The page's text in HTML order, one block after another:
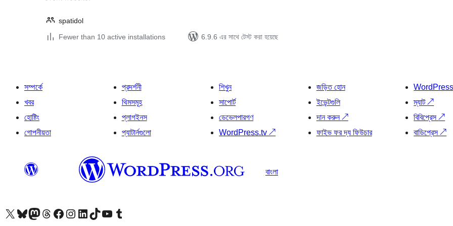
spatidol
Fewer than 10 active installations
6.9.6 এর সাথে টেস্ট করা হয়েছে
সম্পর্কে
খবর
হোষ্টিং
গোপনীয়তা
প্রদর্শনী
থিমসমূহ
প্লাগইনস
প্যাটার্নগুলো
শিখুন
সাপোর্ট
ডেভেলপারগণ
WordPress.tv↗
জড়িত হোন
ইভেন্টগুলি
দান করুন↗
ফাইভ ফর দ্য ফিউচার
ম্যাট↗
বিবিপ্রেস↗
বাডিপ্রেস↗
বাংলা
আমাদের X (আগের টুইটার) অ্যাকাউন্টে যানআমাদের Bluesky অ্যাকাউন্টটি দেখুনআমাদের মাস্টোডন অ্যাকাউন্টটি দেখুনআমাদের থ্রেডস অ্যাকাউন্টটি দেখুনআমাদের ফেসবুক পেজ দেখুনআমাদের ইন্সটাগ্রাম অ্যাকাউন্ট দেখুনআমাদের লিঙ্কডইন অ্যাকাউন্টে যানআমাদের TikTok অ্যাকাউন্টটি দেখুনআমাদের ইউটিউব চ্যানেলে যান আমাদের টাম্বলার অ্যাকাউন্ট দেখুন